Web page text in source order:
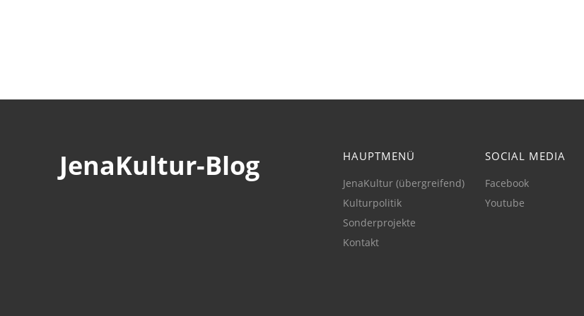
JenaKultur-Blog HAUPTMENÜ
JenaKultur (übergreifend)
Kulturpolitik
Sonderprojekte
Kontakt
SOCIAL MEDIA
Facebook
Youtube